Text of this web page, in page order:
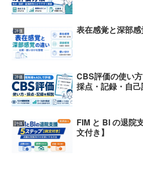
評価 表在感覚と深部
評価
CBS評価の使い
採点・記録・自
評価
FIM と BI の退院
文付き】